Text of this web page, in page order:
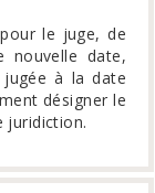
le juge, de
nouvelle date,
jugée à la date
désigner le
juridiction.